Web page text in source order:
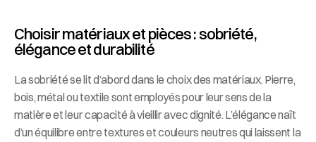
Choisir matériaux et pièces : sobriété,
élégance et durabilité
La sobriété se lit d’abord dans le choix des matériaux. Pierre,
bois, métal ou textile sont employés pour leur sens de la
matière et leur capacité à vieillir avec dignité. L’élégance naît
d’un équilibre entre textures et couleurs neutres qui laissent la